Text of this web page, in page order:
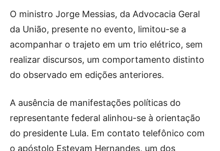
O ministro Jorge Messias, da Advocacia Geral
da União, presente no evento, limitou-se a
acompanhar o trajeto em um trio elétrico, sem
realizar discursos, um comportamento distinto
do observado em edições anteriores.
A ausência de manifestações políticas do
representante federal alinhou-se à orientação
do presidente Lula. Em contato telefônico com
o apóstolo Estevam Hernandes, um dos